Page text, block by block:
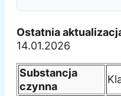
Ostatnia
14.01.2026
Substancja
czynna